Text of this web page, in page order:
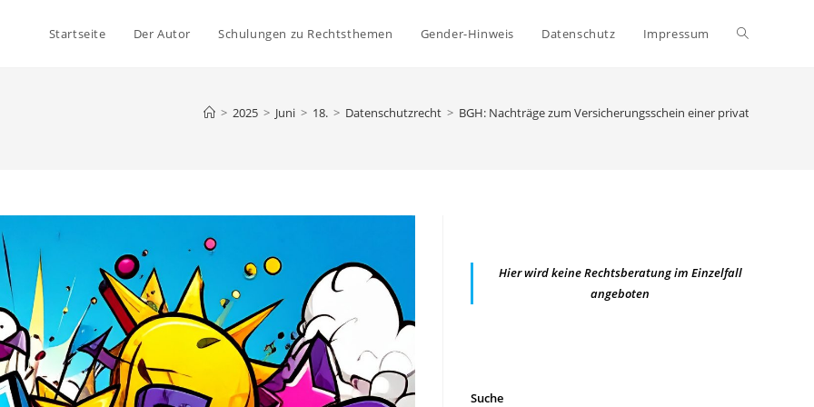
Startseite Der Autor Schulungen zu Rechtsthemen Gender-Hinweis Datenschutz Impressum Website-
> 2025 > Juni > 18. > Datenschutzrecht > BGH: Nachträge zum Versicherungsschein einer privaten
Hier wird keine Rechtsberatung im Einzelfall
angeboten
Suche